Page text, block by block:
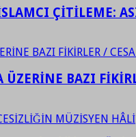
ÇİTİLEME:
ÜZERİNE BAZI